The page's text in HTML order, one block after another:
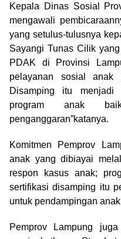
Kepala Dinas Sosial
mengawali
yang setulus-tulusnya
Sayangi Tunas Cilik
PDAK di Provinsi
pelayanan sosial anak
Disamping itu
program anak
penganggaran”katanya.
Komitmen Pemprov
anak yang dibiayai
respon kasus anak;
sertifikasi disamping itu
untuk pendampingan
Pemprov Lampung